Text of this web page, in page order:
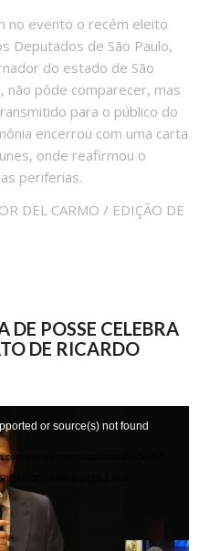
no evento o recém eleito
Deputados de São Paulo,
do estado de São
não pôde comparecer, mas
para o público do
encerrou com uma carta
onde reafirmou o
periferias.
DEL CARMO / EDIÇÃO DE
POSSE CELEBRA
DE RICARDO
or source(s) not found
wp-content/uploads/2025/01/5-
NUNES-2025-1.mp4